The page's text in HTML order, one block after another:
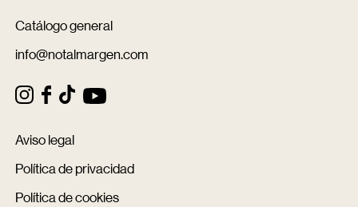
Catálogo general
info@notalmargen.com
Aviso legal
Política de privacidad
Política de cookies